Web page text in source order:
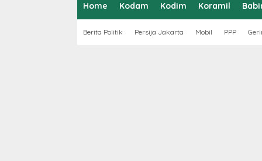
Home Kodam Kodim Koramil
Berita Politik Persija Jakarta Mobil PPP